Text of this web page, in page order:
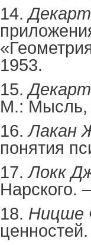
14.
1953.
15.
М.: Мысль,
16.Лакан
понятия
17.Локк
18. Ницше